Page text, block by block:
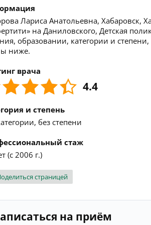
Лариса Анатольевна, Хабаровск,
на Даниловского, Детская
образовании, категории и
ниже.
врача
4.4
и степень
без степени
стаж
(с 2006 г.)
страницей
на приём